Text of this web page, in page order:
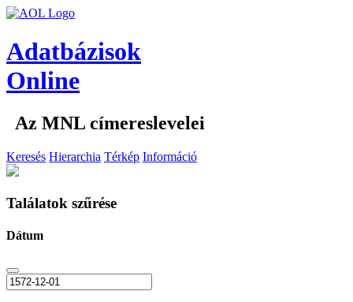
Adatbázisok
Online
Az MNL címereslevelei
Keresés Hierarchia Térkép Információ
Találatok szűrése
Dátum